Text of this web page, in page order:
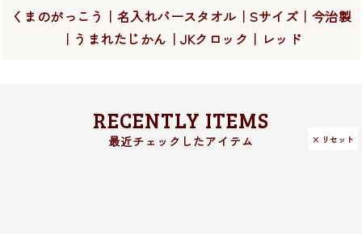
くまのがっこう｜名入れバースタオル｜Sサイズ｜今治製
｜うまれたじかん｜JKクロック｜レッド
RECENTLY ITEMS
× リセット